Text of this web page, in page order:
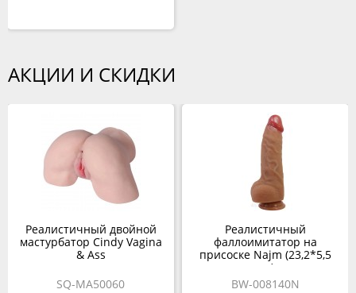
АКЦИИ И СКИДКИ
Реалистичный двойной
мастурбатор Cindy Vagina
& Ass
SQ-MA50060
Реалистичный
фаллоимитатор на
присоске Najm (23,2*5,5
см)
BW-008140N